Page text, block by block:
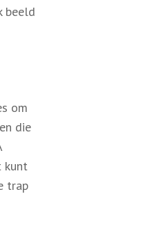
beeld
om
die
kunt
trap